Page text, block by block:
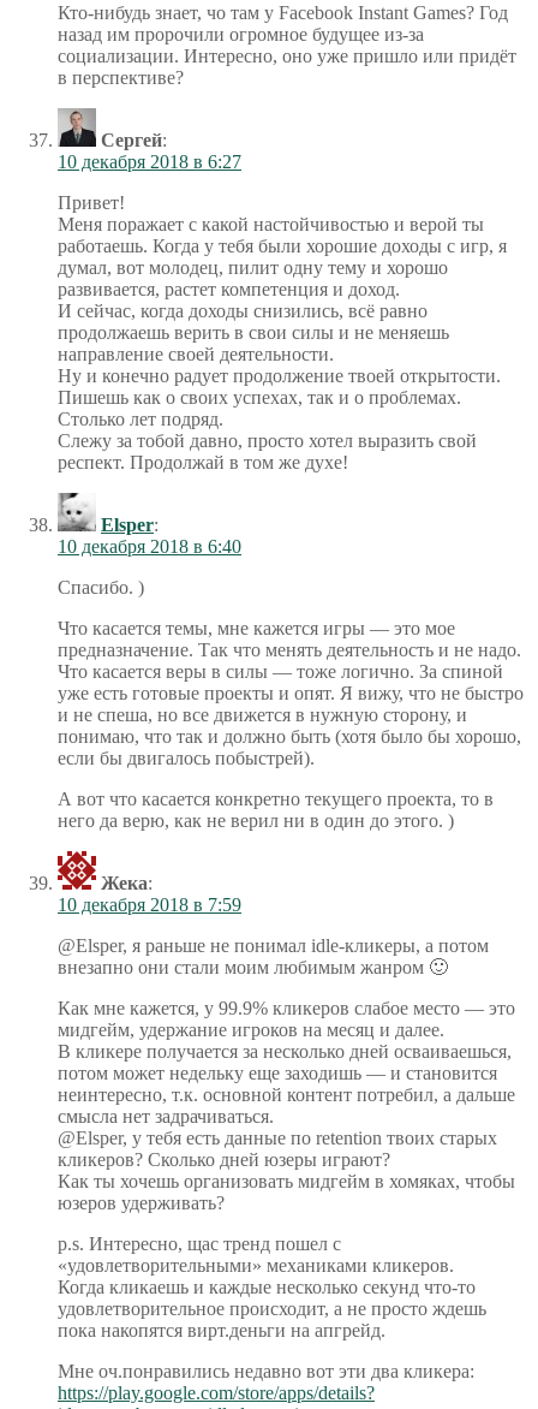
Кто-нибудь знает, чо там у Facebook Instant Games? Год
назад им пророчили огромное будущее из-за
социализации. Интересно, оно уже пришло или придёт
в перспективе?
Сергей:
10 декабря 2018 в 6:27
Привет!
Меня поражает с какой настойчивостью и верой ты
работаешь. Когда у тебя были хорошие доходы с игр, я
думал, вот молодец, пилит одну тему и хорошо
развивается, растет компетенция и доход.
И сейчас, когда доходы снизились, всё равно
продолжаешь верить в свои силы и не меняешь
направление своей деятельности.
Ну и конечно радует продолжение твоей открытости.
Пишешь как о своих успехах, так и о проблемах.
Столько лет подряд.
Слежу за тобой давно, просто хотел выразить свой
респект. Продолжай в том же духе!
Elsper:
10 декабря 2018 в 6:40
Спасибо. )
Что касается темы, мне кажется игры — это мое
предназначение. Так что менять деятельность и не надо.
Что касается веры в силы — тоже логично. За спиной
уже есть готовые проекты и опят. Я вижу, что не быстро
и не спеша, но все движется в нужную сторону, и
понимаю, что так и должно быть (хотя было бы хорошо,
если бы двигалось побыстрей).
А вот что касается конкретно текущего проекта, то в
него да верю, как не верил ни в один до этого. )
Жека:
10 декабря 2018 в 7:59
@Elsper, я раньше не понимал idle-кликеры, а потом
внезапно они стали моим любимым жанром 🙂
Как мне кажется, у 99.9% кликеров слабое место — это
мидгейм, удержание игроков на месяц и далее.
В кликере получается за несколько дней осваиваешься,
потом может недельку еще заходишь — и становится
неинтересно, т.к. основной контент потребил, а дальше
смысла нет задрачиваться.
@Elsper, у тебя есть данные по retention твоих старых
кликеров? Сколько дней юзеры играют?
Как ты хочешь организовать мидгейм в хомяках, чтобы
юзеров удерживать?
p.s. Интересно, щас тренд пошел с
«удовлетворительными» механиками кликеров.
Когда кликаешь и каждые несколько секунд что-то
удовлетворительное происходит, а не просто ждешь
пока накопятся вирт.деньги на апгрейд.
Мне оч.понравились недавно вот эти два кликера:
https://play.google.com/store/apps/details?